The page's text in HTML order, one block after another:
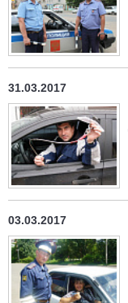
31.03.2017
03.03.2017